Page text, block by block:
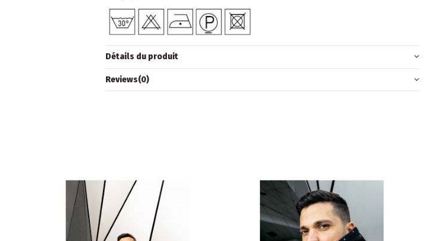
Détails du produit
Reviews(0)